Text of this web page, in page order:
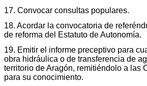
17. Convocar consultas populares.
18. Acordar la convocatoria de
de reforma del Estatuto de Autonomía.
19. Emitir el informe preceptivo para
obra hidráulica o de transferencia de
territorio de Aragón, remitiéndolo a las
para su conocimiento.